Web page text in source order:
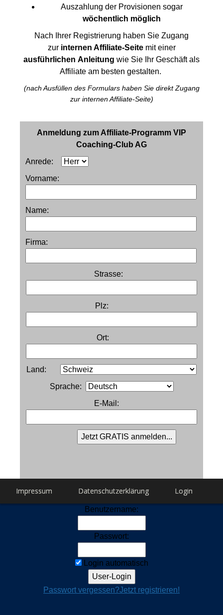
Auszahlung der Provisionen sogar
wöchentlich möglich
Nach Ihrer Registrierung haben Sie Zugang
zur internen Affiliate-Seitemit einer
ausführlichen Anleitung wie Sie Ihr Geschäft als
Affiliate am besten gestalten.
(nach Ausfüllen des Formulars haben Sie direkt Zugang
zur internen Affiliate-Seite)
Anmeldung zum Affiliate-Programm VIP
Coaching-Club AG
Anrede:
Vorname:
Name:
Firma:
Strasse:
Plz:
Ort:
Land:
Sprache:
E-Mail:
Impressum Datenschutzerklärung Login
Benutzername:
Passwort:
Login automatisch
Passwort vergessen?Jetzt registrieren!